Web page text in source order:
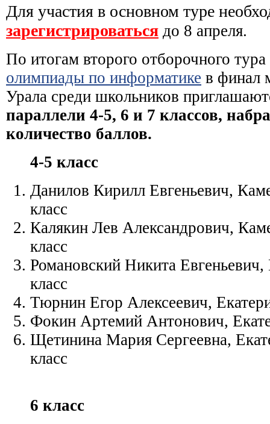
Для участия в основном туре
зарегистрироваться до 8 апреля.
По итогам второго отборочного тура
олимпиады по информатике в финал
Урала среди школьников
параллели 4-5, 6 и 7 классов,
количество баллов.
4-5 класс
Данилов Кирилл Евгеньевич,
класс
Калякин Лев Александрович,
класс
Романовский Никита
класс
Тюрнин Егор Алексеевич,
Фокин Артемий Антонович,
Щетинина Мария Сергеевна,
класс
6 класс